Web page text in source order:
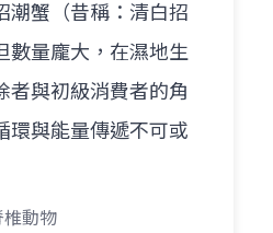
潮蟹（昔稱：清白招
數量龐大，在濕地生
者與初級消費者的角
環與能量傳遞不可或
椎動物